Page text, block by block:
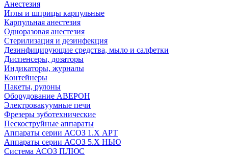
Анестезия
Иглы и шприцы карпульные
Карпульная анестезия
Одноразовая анестезия
Стерилизация и дезинфекция
Дезинфицирующие средства, мыло и салфетки
Диспенсеры, дозаторы
Индикаторы, журналы
Контейнеры
Пакеты, рулоны
Оборудование АВЕРОН
Электровакуумные печи
Фрезеры зуботехнические
Пескоструйные аппараты
Аппараты серии АСОЗ 1.Х АРТ
Аппараты серии АСОЗ 5.Х НЬЮ
Система АСОЗ ПЛЮС